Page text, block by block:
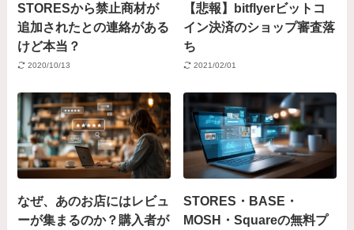
STORESから禁止商材が
追加されたとの連絡がある
けど本当？
2020/10/13
【悲報】bitflyerビットコ
イン決済のショップ審査落
ち
2021/02/01
なぜ、あのお店にはレビュ
ーが集まるのか？購入者が
STORES・BASE・
MOSH・Squareの無料プ